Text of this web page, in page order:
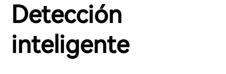
Detección
inteligente